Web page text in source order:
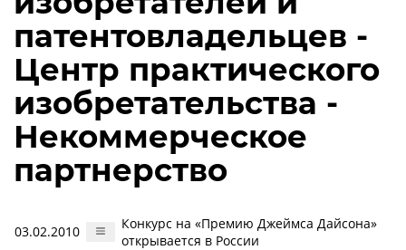
патентовладельцев -
Центр практического
изобретательства -
Некоммерческое
партнерство
03.02.2010
Конкурс на «Премию Джеймса Дайсона»
открывается в России